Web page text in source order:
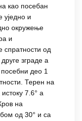
као посебан
уједно и
окружење
и
спратности од
зграде а
посебни део 1
Терен на
7.6° а
на
од 30° и са